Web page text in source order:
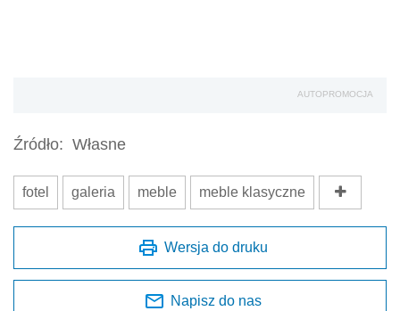
AUTOPROMOCJA
Źródło: Własne
fotel galeria meble meble klasyczne
Wersja do druku
Napisz do nas